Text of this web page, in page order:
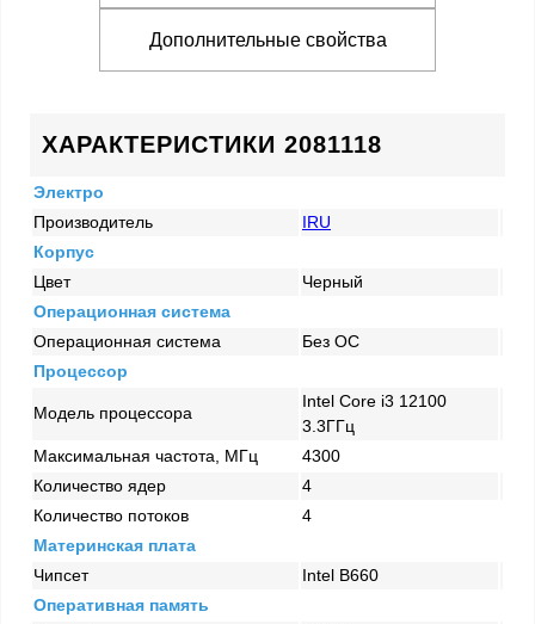
Дополнительные свойства
ХАРАКТЕРИСТИКИ 2081118
Электро
Производитель
IRU
Корпус
Цвет
Черный
Операционная система
Операционная система
Без ОС
Процессор
Модель процессора
Intel Core i3 12100
3.3ГГц
Максимальная частота, МГц
4300
Количество ядер
4
Количество потоков
4
Материнская плата
Чипсет
Intel B660
Оперативная память